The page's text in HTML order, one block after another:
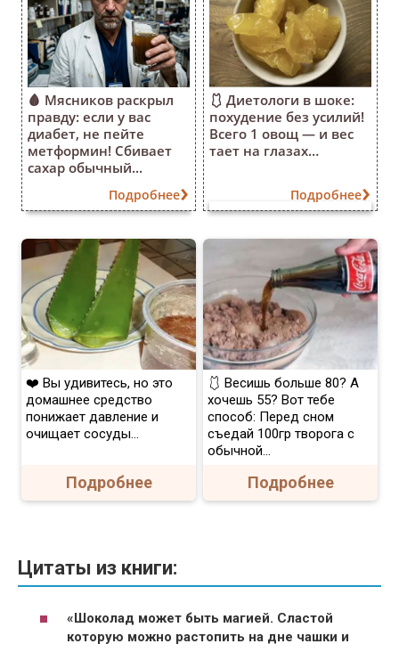
🩸 Мясников раскрыл
правду: если у вас
диабет, не пейте
метформин! Сбивает
сахар обычный...
Подробнее
🩱 Диетологи в шоке:
похудение без усилий!
Всего 1 овощ — и вес
тает на глазах…
Подробнее
❤️ Вы удивитесь, но это
домашнее средство
понижает давление и
очищает сосуды...
Подробнее
🩱 Весишь больше 80? А
хочешь 55? Вот тебе
способ: Перед сном
съедай 100гр творога с
обычной...
Подробнее
Цитаты из книги:
«Шоколад может быть магией. Сластой
которую можно растопить на дне чашки и